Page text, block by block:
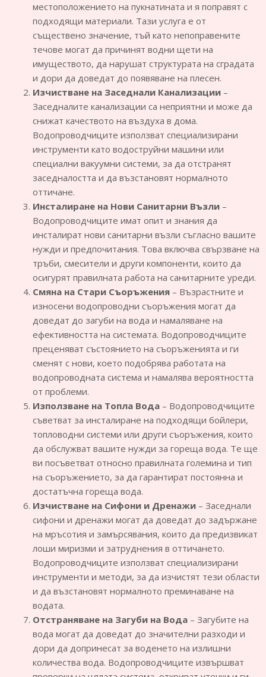
местоположението на пукнатината и я поправят с
подходящи материали. Тази услуга е от
съществено значение, тъй като непоправените
течове могат да причинят водни щети на
имуществото, да нарушат структурата на сградата
и дори да доведат до появяване на плесен.
Изчистване на Заседнали Канализации –
Заседналите канализации са неприятни и може да
снижат качеството на въздуха в дома.
Водопроводчиците използват специализирани
инструменти като водоструйни машини или
специални вакуумни системи, за да отстранят
заседналостта и да възстановят нормалното
оттичане.
Инсталиране на Нови Санитарни Възли –
Водопроводчиците имат опит и знания да
инсталират нови санитарни възли съгласно вашите
нужди и предпочитания. Това включва свързване на
тръби, смесители и други компоненти, които да
осигурят правилната работа на санитарните уреди.
Смяна на Стари Съоръжения – Възрастните и
износени водопроводни съоръжения могат да
доведат до загуби на вода и намаляване на
ефективността на системата. Водопроводчиците
преценяват състоянието на съоръженията и ги
сменят с нови, което подобрява работата на
водопроводната система и намалява вероятността
от проблеми.
Използване на Топла Вода – Водопроводчиците
съветват за инсталиране на подходящи бойлери,
топловодни системи или други съоръжения, които
да обслужват вашите нужди за гореща вода. Те ще
ви посъветват относно правилната големина и тип
на съоръжението, за да гарантират постоянна и
достатъчна гореща вода.
Изчистване на Сифони и Дренажи – Заседнали
сифони и дренажи могат да доведат до задържане
на мръсотия и замърсявания, които да предизвикат
лоши миризми и затруднения в оттичането.
Водопроводчиците използват специализирани
инструменти и методи, за да изчистят тези области
и да възстановят нормалното преминаване на
водата.
Отстраняване на Загуби на Вода – Загубите на
вода могат да доведат до значителни разходи и
дори да допринесат за воденето на излишни
количества вода. Водопроводчиците извършват